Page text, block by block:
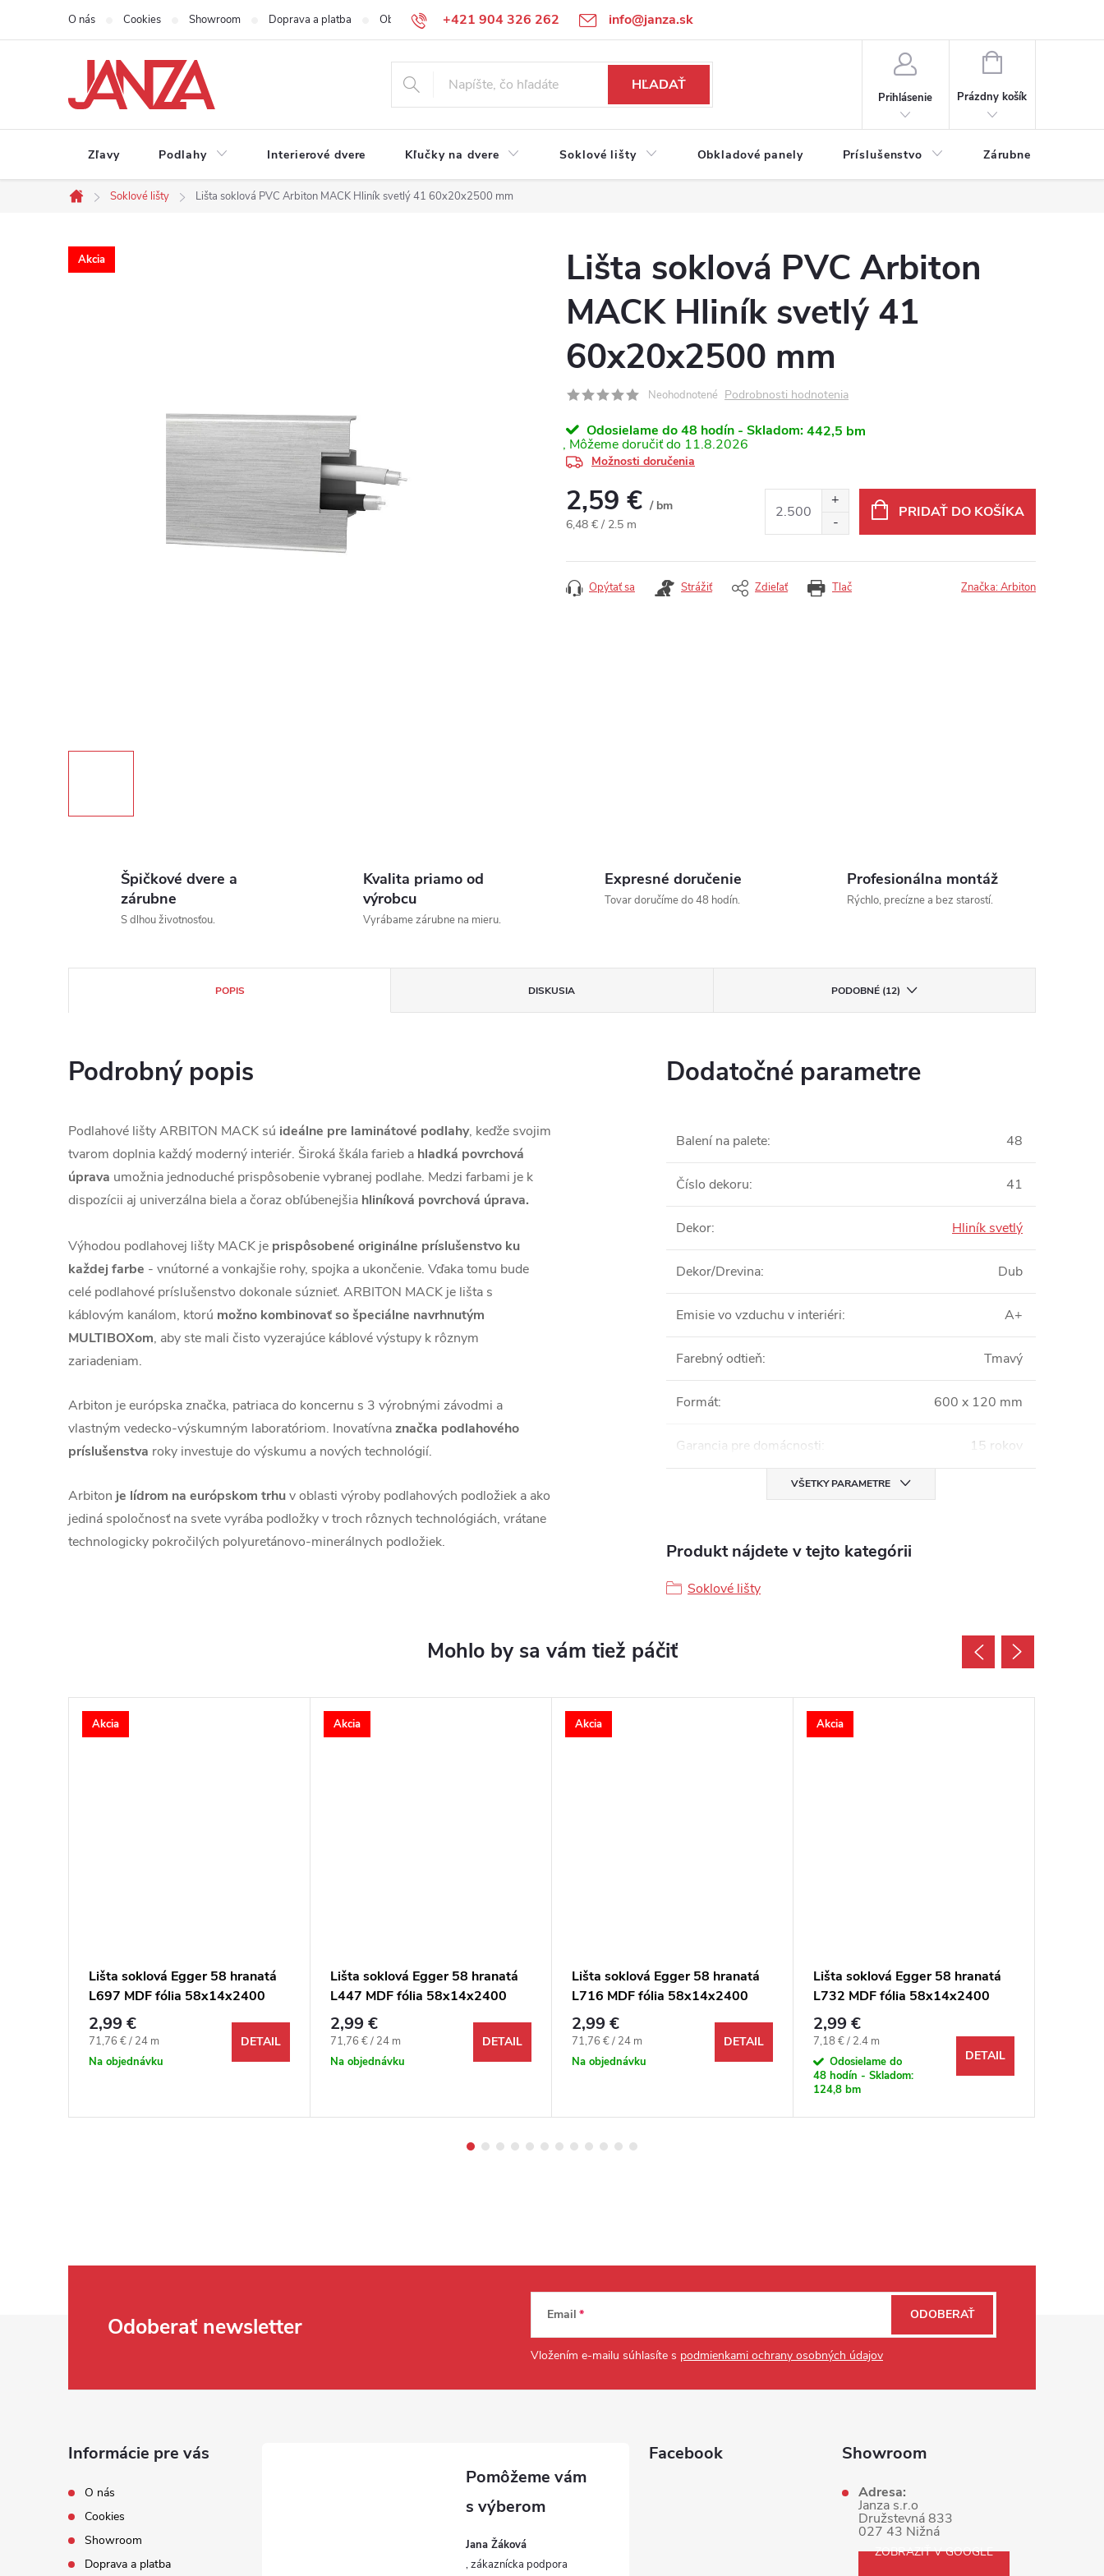
Prejsť na obsah +421 904 326 262 info@janza.sk
O nás Cookies Showroom Doprava a platba Obchodné podmienky Reklamačné podmienky Podmienky ochrany osobných údajov
HĽADAŤ
Prihlásenie
NÁKUPNÝ KOŠÍK
Prázdny košík
Zľavy Podlahy Interierové dvere Kľučky na dvere Soklové lišty Obkladové panely Príslušenstvo Zárubne
Domov
Soklové lišty Lišta soklová PVC Arbiton MACK Hliník svetlý 41 60x20x2500 mm
Akcia
Lišta soklová PVC Arbiton
MACK Hliník svetlý 41
60x20x2500 mm
Neohodnotené Podrobnosti hodnotenia
Odosielame do 48 hodín - Skladom:442,5 bm
11.8.2026
Možnosti doručenia
2,59 € / bm
Jednotková cena:
6,48 € / 2.5 m
PRIDAŤ DO KOŠÍKA
Tlač
Opýtať sa Strážiť Zdieľať Značka:Arbiton
Špičkové dvere a
zárubne
S dlhou životnosťou.
Kvalita priamo od
výrobcu
Vyrábame zárubne na mieru.
Expresné doručenie
Tovar doručíme do 48 hodín.
Profesionálna montáž
Rýchlo, precízne a bez starostí.
POPIS DISKUSIA PODOBNÉ (12)
Podrobný popis
Podlahové lišty ARBITON MACK sú ideálne pre laminátové podlahy, keďže svojim
tvarom doplnia každý moderný interiér. Široká škála farieb a hladká povrchová
úprava umožnia jednoduché prispôsobenie vybranej podlahe. Medzi farbami je k
dispozícii aj univerzálna biela a čoraz obľúbenejšia hliníková povrchová úprava.
Výhodou podlahovej lišty MACK je prispôsobené originálne príslušenstvo ku
každej farbe - vnútorné a vonkajšie rohy, spojka a ukončenie. Vďaka tomu bude
celé podlahové príslušenstvo dokonale súznieť. ARBITON MACK je lišta s
káblovým kanálom, ktorú možno kombinovať so špeciálne navrhnutým
MULTIBOXom, aby ste mali čisto vyzerajúce káblové výstupy k rôznym
zariadeniam.
Arbiton je európska značka, patriaca do koncernu s 3 výrobnými závodmi a
vlastným vedecko-výskumným laboratóriom. Inovatívnaznačka podlahového
príslušenstva roky investuje do výskumu a nových technológií.
Arbiton je lídrom na európskom trhuv oblasti výroby podlahových podložiek a ako
jediná spoločnosť na svete vyrába podložky v troch rôznych technológiách, vrátane
technologicky pokročilých polyuretánovo-minerálnych podložiek.
Dodatočné parametre
Balení na palete: 48
Číslo dekoru: 41
Dekor: Hliník svetlý
Dekor/Drevina: Dub
Emisie vo vzduchu v interiéri: A+
Farebný odtieň: Tmavý
Formát: 600 x 120 mm
Garancia pre domácnosti: 15 rokov
VŠETKY PARAMETRE
Produkt nájdete v tejto kategórii
Soklové lišty
Akcia
Lišta soklová Egger 58 hranatá
L697 MDF fólia 58x14x2400
mm
2,99 €
Jednotková cena:
71,76 € / 24 m
Na objednávku
DETAIL
Akcia
Lišta soklová Egger 58 hranatá
L447 MDF fólia 58x14x2400
mm
2,99 €
Jednotková cena:
71,76 € / 24 m
Na objednávku
DETAIL
Akcia
Lišta soklová Egger 58 hranatá
L716 MDF fólia 58x14x2400
mm
2,99 €
Jednotková cena:
71,76 € / 24 m
Na objednávku
DETAIL
Akcia
Lišta soklová Egger 58 hranatá
L732 MDF fólia 58x14x2400
mm
2,99 €
Jednotková cena:
7,18 € / 2.4 m
Odosielame do
48 hodín - Skladom:
124,8 bm
DETAIL
Odoberať newsletter Email
Vložením e-mailu súhlasíte s podmienkami ochrany osobných údajov
ODOBERAŤ
Informácie pre vás
O nás
Cookies
Showroom
Doprava a platba
Jana Žáková
Facebook Showroom
Adresa:
Janza s.r.o
Družstevná 833
027 43 Nižná
ZOBRAZIŤ V GOOGLE